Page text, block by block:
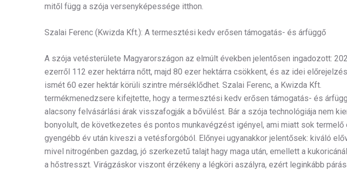
mitől függ a szója versenyképessége itthon.
Szalai Ferenc (Kwizda Kft.): A termesztési kedv erősen támogatás- és árfüggő
A szója vetésterülete Magyarországon az elmúlt években jelentősen ingadozott:
ezerről 112 ezer hektárra nőtt, majd 80 ezer hektárra csökkent, és az idei
ismét 60 ezer hektár körüli szintre mérséklődhet. Szalai Ferenc, a Kwizda Kft.
termékmenedzsere kifejtette, hogy a termesztési kedv erősen támogatás- és
alacsony felvásárlási árak visszafogják a bővülést. Bár a szója technológiája nem
bonyolult, de következetes és pontos munkavégzést igényel, ami miatt sok termelő
gyengébb év után kiveszi a vetésforgóból. Előnyei ugyanakkor jelentősek: kiváló
mivel nitrogénben gazdag, jó szerkezetű talajt hagy maga után, emellett a
a hőstresszt. Virágzáskor viszont érzékeny a légköri aszályra, ezért leginkább